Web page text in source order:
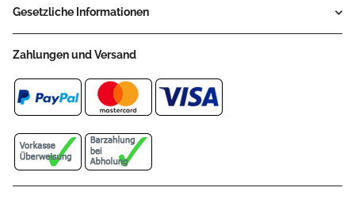
Gesetzliche Informationen
Zahlungen und Versand